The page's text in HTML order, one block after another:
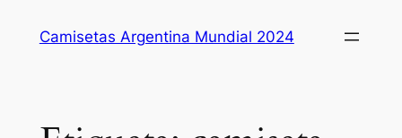
Camisetas Argentina Mundial 2024